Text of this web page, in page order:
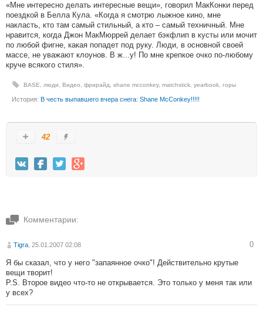
«Мне интересно делать интересные вещи», говорил МакКонки перед
поездкой в Белла Кула. «Когда я смотрю лыжное кино, мне
накласть, кто там самый стильный, а кто – самый техничный. Мне
нравится, когда Джон МакМюррей делает бэкфлип в кусты или мочит
по любой фигне, какая попадет под руку. Люди, в основной своей
массе, не уважают клоунов. В ж...у! По мне крепкое очко по-любому
круче всякого стиля».
BASE люди Видео фрирайд shane mcconkey, matchstick yearbook горы
История: В честь выпавшего вчера снега: Shane McConkey!!!!!
42
Комментарии:
Tigra , 25.01.2007 02:08 0
Я бы сказал, что у него "запаянное очко"! Действительно крутые
вещи творит!
P.S. Второе видео что-то не открывается. Это только у меня так или
у всех?